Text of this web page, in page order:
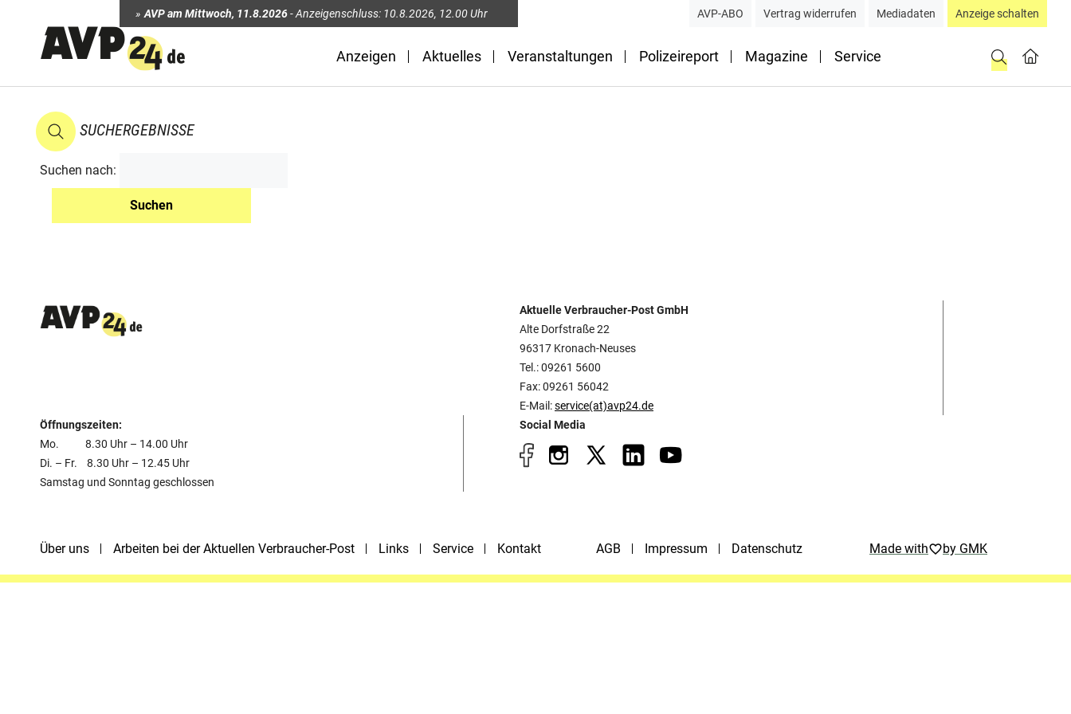
AVP am Mittwoch, 11.8.2026-Anzeigenschluss: 10.8.2026, 12.00 Uhr AVP-ABO Vertrag widerrufen Mediadaten Anzeige schalten
Anzeigen Aktuelles Veranstaltungen Polizeireport Magazine Service
SUCHERGEBNISSE
Suchen nach:
Aktuelle Verbraucher-Post GmbH
Alte Dorfstraße 22
96317 Kronach-Neuses
Tel.: 09261 5600
Fax: 09261 56042
E-Mail:service(at)avp24.de
Öffnungszeiten:
Mo. 8.30 Uhr – 14.00 Uhr
Di. – Fr. 8.30 Uhr – 12.45 Uhr
Samstag und Sonntag geschlossen
Social Media
Über uns Arbeiten bei der Aktuellen Verbraucher-Post Links Service Kontakt AGB Impressum Datenschutz Made with by GMK